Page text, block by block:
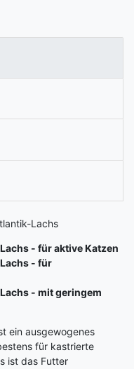
Lachs
- für aktive Katzen
- für
- mit geringem
ein ausgewogenes
für kastrierte
ist das Futter